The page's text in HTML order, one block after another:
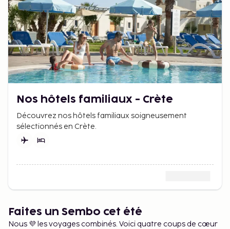
Nos hôtels familiaux - Crète
Découvrez nos hôtels familiaux soigneusement
sélectionnés en Crète.
Faites un Sembo cet été
Nous 💜 les voyages combinés. Voici quatre coups de cœur